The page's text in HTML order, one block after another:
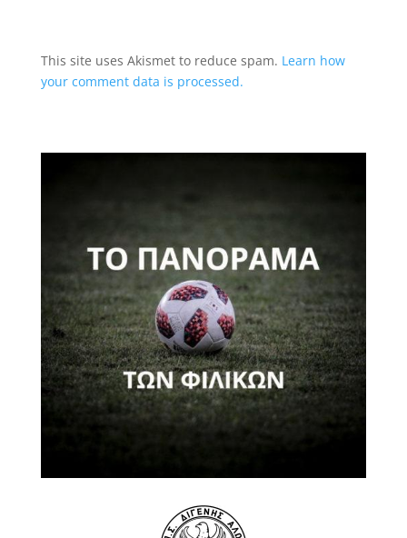
This site uses Akismet to reduce spam. Learn how
your comment data is processed.